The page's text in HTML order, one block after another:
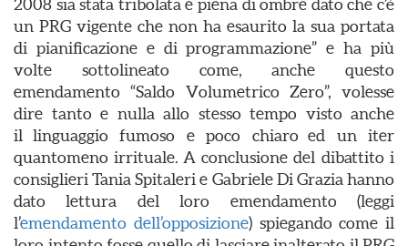
2008 sia stata tribolata e piena di ombre dato che c’è
un PRG vigente che non ha esaurito la sua portata
di pianificazione e di programmazione” e ha più
volte sottolineato come, anche questo
emendamento “Saldo Volumetrico Zero”, volesse
dire tanto e nulla allo stesso tempo visto anche
il linguaggio fumoso e poco chiaro ed un iter
quantomeno irrituale. A conclusione del dibattito i
consiglieri Tania Spitaleri e Gabriele Di Grazia hanno
dato lettura del loro emendamento (leggi
l’emendamento dell’opposizione) spiegando come il